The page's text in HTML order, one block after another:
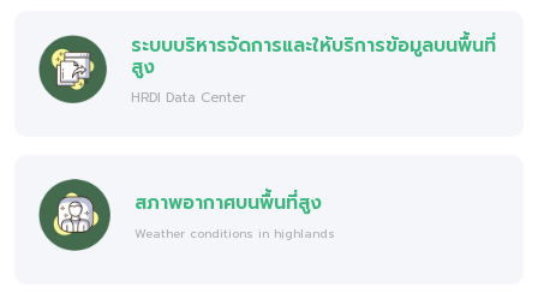
ระบบบริหารจัดการและให้บริการข้อมูลบนพื้นที่
สูง
HRDI Data Center
สภาพอากาศบนพื้นที่สูง
Weather conditions in highlands